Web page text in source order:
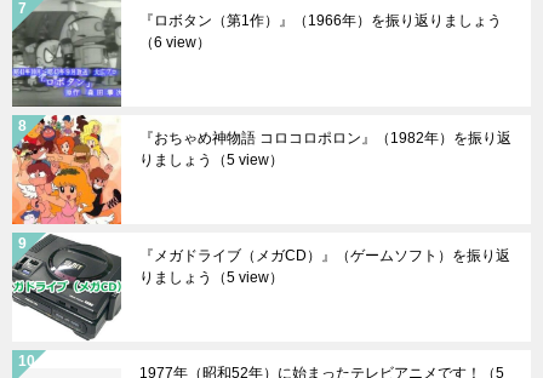
『ロボタン（第1作）』（1966年）を振り返りましょう
（6 view）
『おちゃめ神物語 コロコロポロン』（1982年）を振り返
りましょう
（5 view）
『メガドライブ（メガCD）』（ゲームソフト）を振り返
りましょう
（5 view）
1977年（昭和52年）に始まったテレビアニメです！ （5